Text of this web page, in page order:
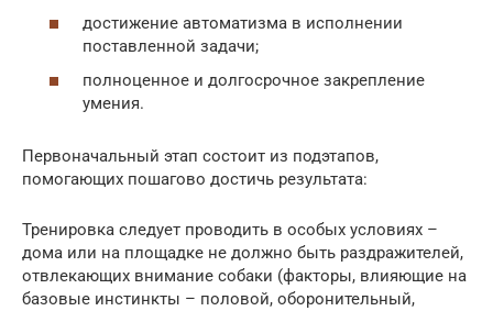
достижение автоматизма в исполнении
поставленной задачи;
полноценное и долгосрочное закрепление
умения.
Первоначальный этап состоит из подэтапов,
помогающих пошагово достичь результата:
Тренировка следует проводить в особых условиях –
дома или на площадке не должно быть раздражителей,
отвлекающих внимание собаки (факторы, влияющие на
базовые инстинкты – половой, оборонительный,